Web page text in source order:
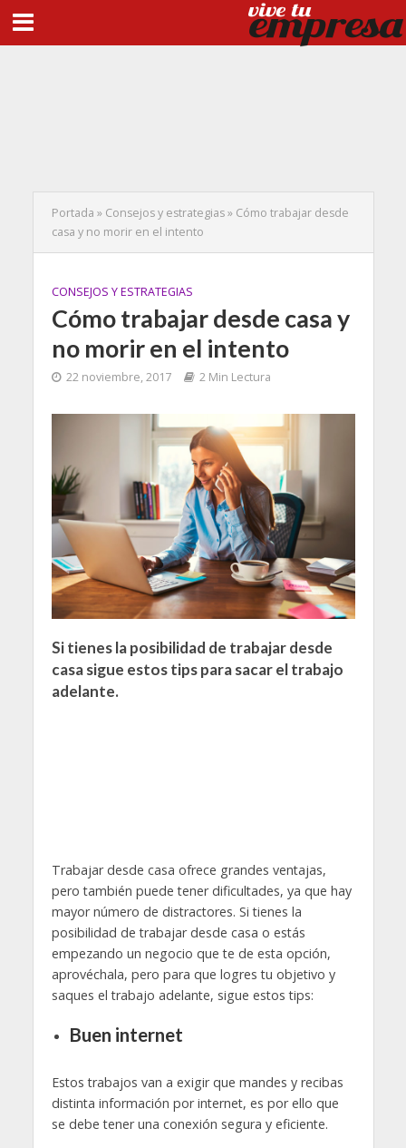
Portada » Consejos y estrategias» Cómo trabajar desde
casa y no morir en el intento
CONSEJOS Y ESTRATEGIAS
Cómo trabajar desde casa y
no morir en el intento
22 noviembre, 2017 2 Min Lectura
Si tienes la posibilidad de trabajar desde
casa sigue estos tips para sacar el trabajo
adelante.
Trabajar desde casa ofrece grandes ventajas,
pero también puede tener dificultades, ya que hay
mayor número de distractores. Si tienes la
posibilidad de trabajar desde casa o estás
empezando un negocio que te de esta opción,
aprovéchala, pero para que logres tu objetivo y
saques el trabajo adelante, sigue estos tips:
Buen internet
Estos trabajos van a exigir que mandes y recibas
distinta información por internet, es por ello que
se debe tener una conexión segura y eficiente.